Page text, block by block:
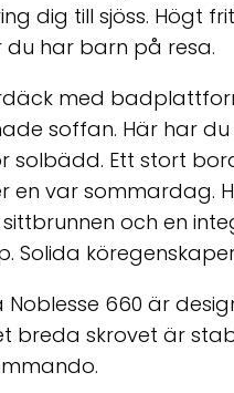
dig till sjöss. Högt
har barn på resa.
med
soffan. Här har
solbädd. Ett stort
en var
och en
Solida
Noblesse 660 är
breda skrovet är